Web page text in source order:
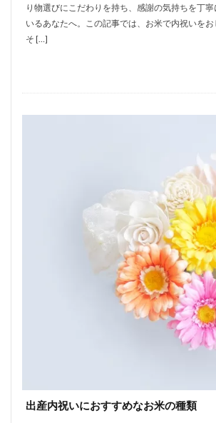
り物選びにこだわりを持ち、感謝の気持ちを丁
いるあなたへ。この記事では、お米で内祝いをお
そ […]
出産内祝いにおすすめなお米の種類